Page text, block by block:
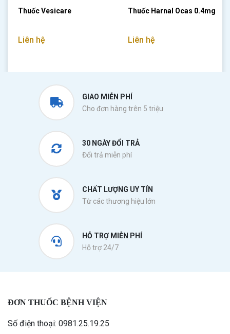
Thuốc Vesicare
Liên hệ
Thuốc Harnal Ocas 0.4mg
Liên hệ
GIAO MIỄN PHÍ
Cho đơn hàng trên 5 triệu
30 NGÀY ĐỔI TRẢ
Đổi trả miễn phí
CHẤT LƯỢNG UY TÍN
Từ các thương hiệu lớn
HỖ TRỢ MIỄN PHÍ
Hỗ trợ 24/7
ĐƠN THUỐC BỆNH VIỆN
Số điện thoại: 0981.25.19.25